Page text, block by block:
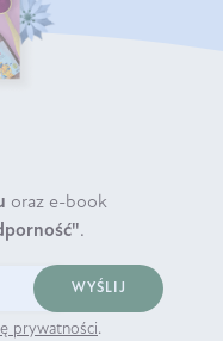
oraz e-book
.
WYŚLIJ
prywatności.